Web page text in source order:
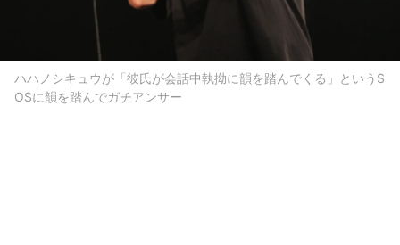
ハハノシキュウが「彼氏が会話中執拗に韻を踏んでくる」というS
OSに韻を踏んでガチアンサー